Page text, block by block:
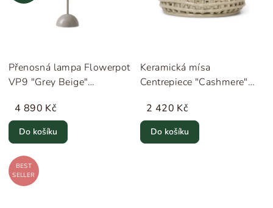
Přenosná lampa Flowerpot
VP9 "Grey Beige"
4 890 Kč
Do košíku
Keramická mísa
Centrepiece "Cashmere"
2 420 Kč
Do košíku
BEST
SELLER